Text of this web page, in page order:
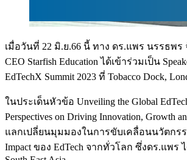
เมื่อวันที่ 22 มิ.ย.66 นี้ ทาง ดร.แพร นรรธพร
CEO Starfish Education ได้เข้าร่วมเป็น
EdTechX Summit 2023 ที่ Tobacco Dock,
ในประเด็นหัวข้อ Unveiling the Global
Perspectives on Driving Innovation, Growth
แลกเปลี่ยนมุมมองในการขับเคลื่อนนวัตกร
Impact ของ EdTech จากทั่วโลก ซึ่งดร.แพร